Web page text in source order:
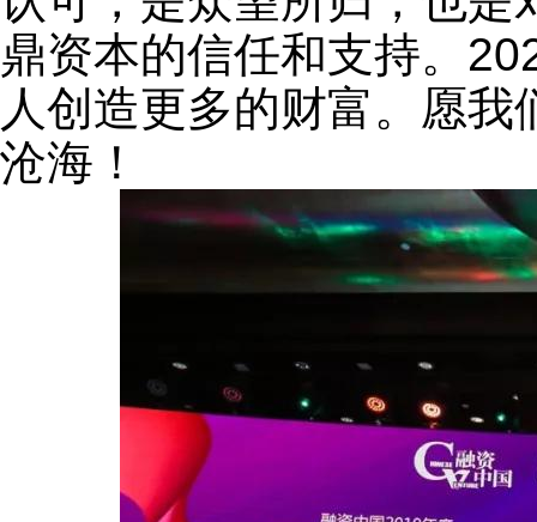
鼎资本的信任和支持。
人创造更多的财富。愿
沧海！